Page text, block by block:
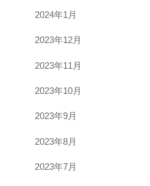
2024年1月
2023年12月
2023年11月
2023年10月
2023年9月
2023年8月
2023年7月